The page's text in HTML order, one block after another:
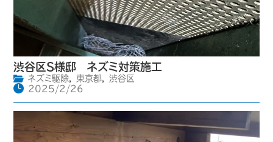
渋谷区S様邸 ネズミ対策施工
ネズミ駆除, 東京都,
渋谷区
2025/2/26